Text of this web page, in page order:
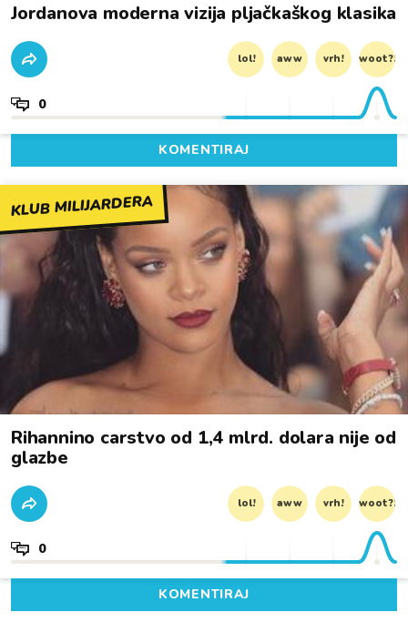
Jordanova moderna vizija pljačkaškog klasika
lol! aww vrh! woot?!
0
KOMENTIRAJ
KLUB MILIJARDERA
Rihannino carstvo od 1,4 mlrd. dolara nije od
glazbe
lol! aww vrh! woot?!
0
KOMENTIRAJ